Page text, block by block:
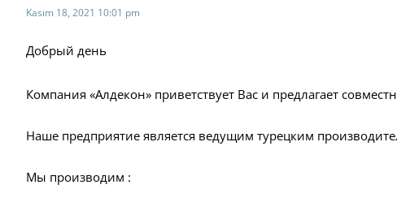
Kasım 18, 2021 10:01 pm
Добрый день
Компания «Алдекон» приветствует Вас и предлагает
Наше предприятие является ведущим турецким
Мы производим :